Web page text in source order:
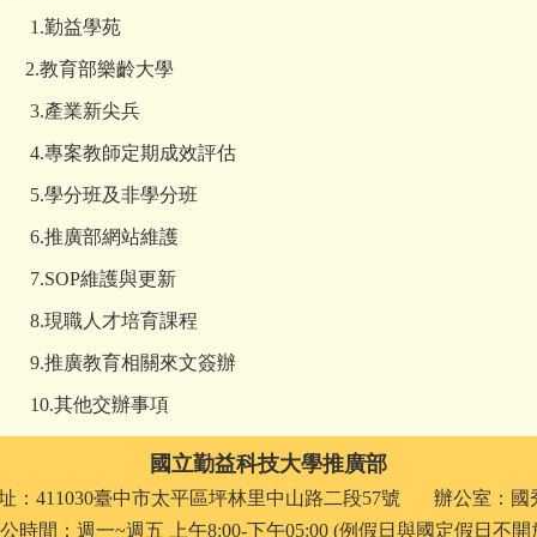
益學苑
2.教育部樂齡大學
業新尖兵
案教師定期成效評估
分班及非學分班
廣部網站維護
維護與更新
職人才培育課程
廣教育相關來文簽辦
他交辦事項
國立勤益科技大學推廣部
：411030臺中市太平區坪林里中山路二段57號 辦公室：國
時間：週一~週五 上午8:00-下午05:00 (例假日與國定假日不開